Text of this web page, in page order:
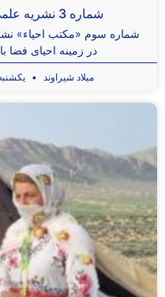
شماره 3 نشریه علمی مکتب احیاء منتشر شد
شماره سوم «مکتب احیاء»
در زمینه احیای فضا
میلاد شیراوند یکشنبه 6 آبان